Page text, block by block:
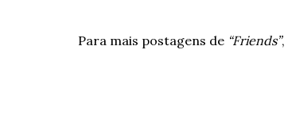
Para mais postagens de “Friends”,